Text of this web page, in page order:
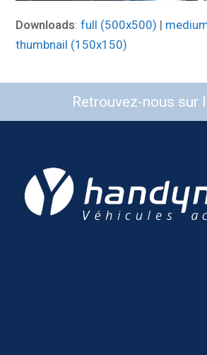
Downloads:full (500x500) |
thumbnail (150x150)
Retrouvez-nous sur